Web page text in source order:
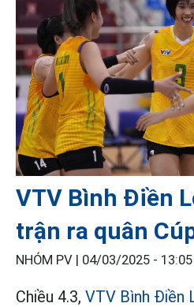
VTV Bình Điền
trận ra quân
NHÓM PV | 04/03/2025 - 13:05
Chiều 4.3, VTV Bình Điền